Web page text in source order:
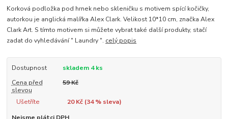
Korková podložka pod hrnek nebo skleničku s motivem spící kočičky,
autorkou je anglická malířka Alex Clark. Velikost 10*10 cm, značka Alex
Clark Art. S tímto motivem si můžete vybrat také další produkty, stačí
zadat do vyhledávání " Laundry ". celý popis
Dostupnost
skladem 4 ks
Cena před
slevou
59 Kč
Ušetříte 20 Kč (34% sleva)